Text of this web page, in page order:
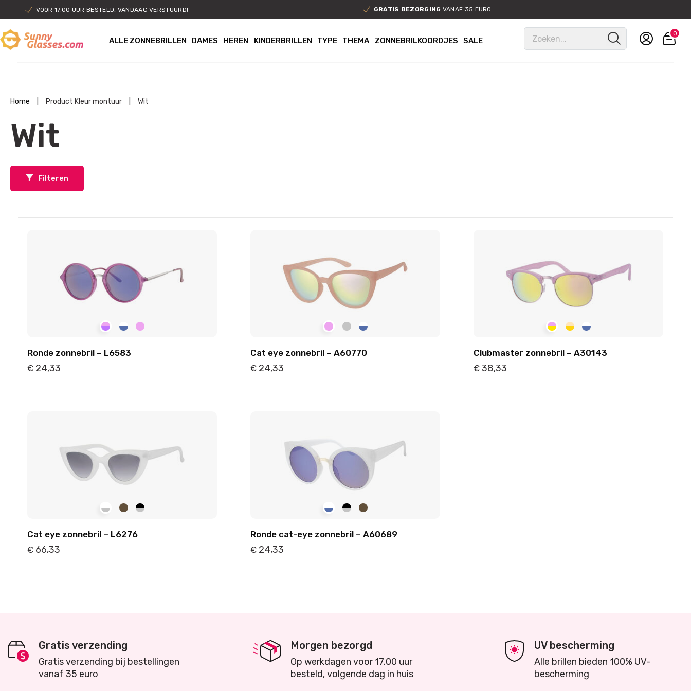
VOOR 17.00 UUR BESTELD, VANDAAG VERSTUURD! GRATIS BEZORGING VANAF 35 EURO
ALLE ZONNEBRILLEN DAMES HEREN KINDERBRILLEN TYPE THEMA ZONNEBRILKOORDJES SALE
0
Home Product Kleur montuur Wit
Wit
Filteren
Ronde zonnebril – L6583
€24,33
Cat eye zonnebril – A60770
€24,33
Clubmaster zonnebril – A30143
€ 38,33
Cat eye zonnebril – L6276
€66,33
Ronde cat-eye zonnebril – A60689
€24,33
Gratis verzending
Gratis verzending bij bestellingen
vanaf 35 euro
Morgen bezorgd
Op werkdagen voor 17.00 uur
besteld, volgende dag in huis
UV bescherming
Alle brillen bieden 100% UV-
bescherming